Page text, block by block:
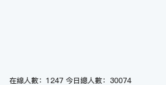
在線人數：1247 今日總人數：30074